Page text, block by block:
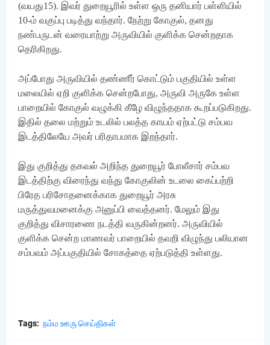
(வயது15). இவர் துறையூரில் உள்ள ஒரு தனியார் பள்ளியில்
10-ம் வகுப்பு படித்து வந்தார். நேற்று கோகுல், தனது
நண்பருடன் வரையாற்று அருவியில் குளிக்க சென்றதாக
தெரிகிறது.
அப்போது அருவியில் தண்ணீர் கொட்டும் பகுதியில் உள்ள
மலையில் ஏறி குளிக்க சென்றபோது, அருவி அருகே உள்ள
பாறையில் கோகுல் வழுக்கி கீழே விழுந்ததாக கூறப்படுகிறது.
இதில் தலை மற்றும் உடலில் பலத்த காயம் ஏற்பட்டு சம்பவ
இடத்திலேயே அவர் பரிதாபமாக இறந்தார்.
இது குறித்து தகவல் அறிந்த துறையூர் போலீசார் சம்பவ
இடத்திற்கு விரைந்து வந்து கோகுலின் உடலை கைப்பற்றி
பிரேத பரிசோதனைக்காக துறையூர் அரசு
மருத்துவமனைக்கு அனுப்பி வைத்தனர். மேலும் இது
குறித்து விசாரணை நடத்தி வருகின்றனர். அருவியில்
குளிக்க சென்ற மாணவர் பாறையில் தவறி விழுந்து பலியான
சம்பவம் அப்பகுதியில் சோகத்தை ஏற்படுத்தி உள்ளது.
Tags: நம்ம ஊரு செய்திகள்